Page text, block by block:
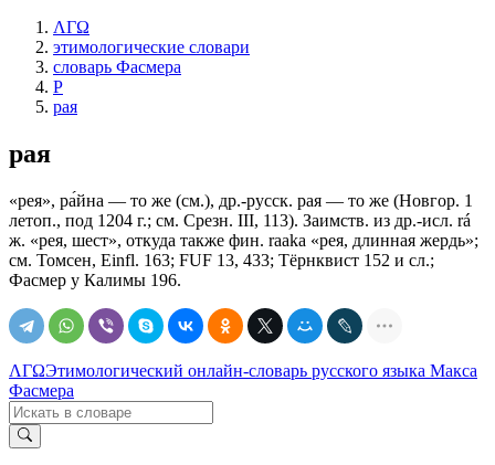
ΛΓΩ
этимологические словари
словарь Фасмера
Р
рая
рая
«рея», ра́йна — то же (см.), др.-русск. рая — то же (Новгор. 1
летоп., под 1204 г.; см. Срезн. III, 113). Заимств. из др.-исл. rá
ж. «рея, шест», откуда также фин. rааkа «рея, длинная жердь»;
см. Томсен, Einfl. 163; FUF 13, 433; Тёрнквист 152 и сл.;
Фасмер у Калимы 196.
ΛΓΩЭтимологический онлайн-словарь русского языка Макса
Фасмера